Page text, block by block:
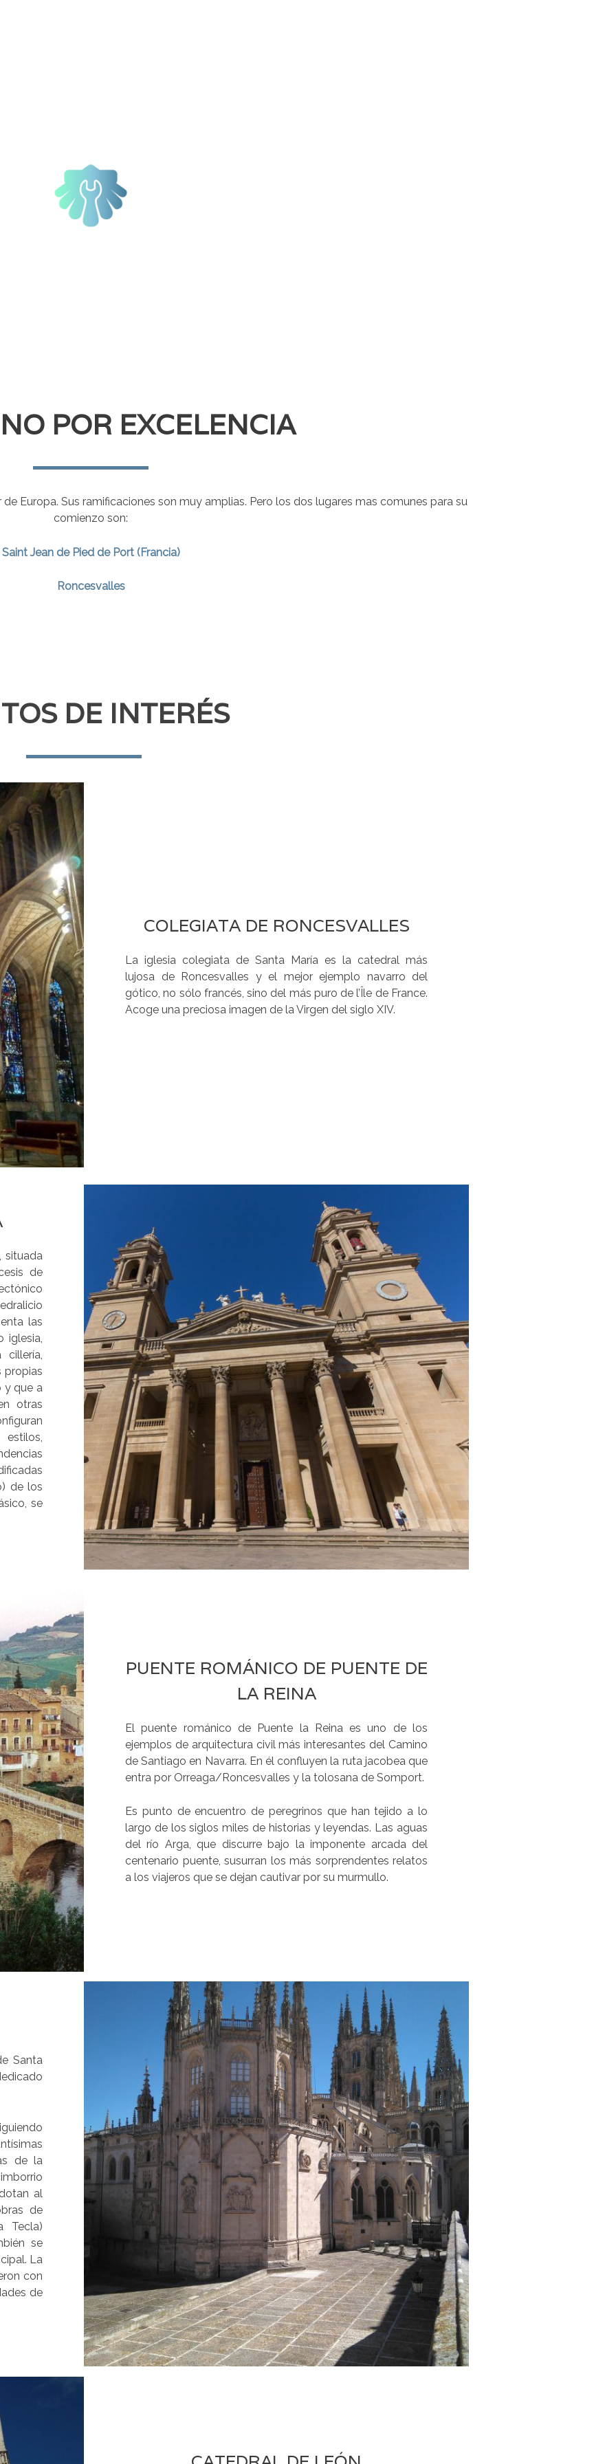
POR EXCELENCIA
Europa. Sus ramificaciones son muy amplias. Pero los dos lugares mas comunes para su
comienzo son:
Saint Jean de Pied de Port (Francia)
Roncesvalles
DE INTERÉS
COLEGIATA DE RONCESVALLES
La iglesia colegiata de Santa María es la catedral más
lujosa de Roncesvalles y el mejor ejemplo navarro del
gótico, no sólo francés, sino del más puro de l’Île de France.
Acoge una preciosa imagen de la Virgen del siglo XIV.
situada
de
las
iglesia,
propias
y que a
otras
de los
se
PUENTE ROMÁNICO DE PUENTE DE
LA REINA
El puente románico de Puente la Reina es uno de los
ejemplos de arquitectura civil más interesantes del Camino
de Santiago en Navarra. En él confluyen la ruta jacobea que
entra por Orreaga/Roncesvalles y la tolosana de Somport.
Es punto de encuentro de peregrinos que han tejido a lo
largo de los siglos miles de historias y leyendas. Las aguas
del río Arga, que discurre bajo la imponente arcada del
centenario puente, susurran los más sorprendentes relatos
a los viajeros que se dejan cautivar por su murmullo.
Santa
de la
al
de
Tecla)
se
La
con
de